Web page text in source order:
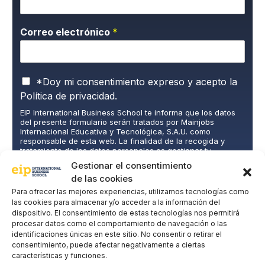
Gestionar el consentimiento
de las cookies
Para ofrecer las mejores experiencias, utilizamos tecnologías como
las cookies para almacenar y/o acceder a la información del
dispositivo. El consentimiento de estas tecnologías nos permitirá
procesar datos como el comportamiento de navegación o las
identificaciones únicas en este sitio. No consentir o retirar el
consentimiento, puede afectar negativamente a ciertas
características y funciones.
Correo electrónico *
P
o
l
í
t
i
c
a
d
P
r
i
v
a
c
*Doy mi consentimiento expreso y acepto la
Política de privacidad.
EIP International Business School te informa que los datos
del presente formulario serán tratados por Mainjobs
Internacional Educativa y Tecnológica, S.A.U. como
responsable de esta web. La finalidad de la recogida y
tratamiento de los datos personales es gestionar tu
información comercial de los servicios del responsable del
tratamiento. La legitimación es el consentimiento explícito
del/a interesado/a. No se cederán datos a terceros, salvo
obligación legal. Podrás ejercer tus derechos de acceso,
rectificación, limitación y supresión de los datos en
cumplimiento@grupomainjobs.com , así como el derecho a
presentar una reclamación ante la autoridad de control.
Puedes consultar la información adicional y detallada sobre
Protección de datos en la Política de Privacidad que
encontrarás en nuestra página web.